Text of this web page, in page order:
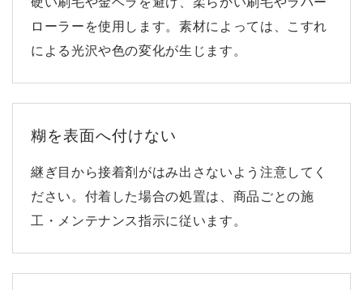
ローラーを使用します。素材によっては、こすれ
による光沢や色の変化が生じます。
糊を表面へ付けない
継ぎ目から接着剤がはみ出さないよう注意してく
ださい。付着した場合の処置は、商品ごとの施
工・メンテナンス指示に従います。